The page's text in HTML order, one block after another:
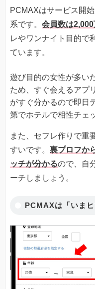
PCMAXはサービス開
系です。 会員数は
レやワンナイト目的で
ています。
遊び目的の女性が多い
ため、すぐ会えるアプ
がすぐ分かるので即日
第でホテルで相性チェ
また、セフレ作りで重
すいです。 裏プロフか
ッチが分かるので、自
ーチしましょう。
PCMAXは「いま